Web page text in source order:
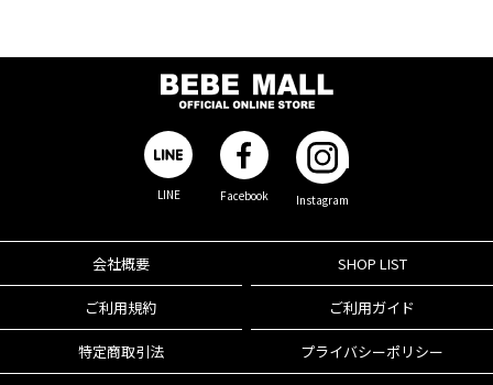
LINE Facebook Instagram
会社概要 SHOP LIST
ご利用規約 ご利用ガイド
特定商取引法 プライバシーポリシー